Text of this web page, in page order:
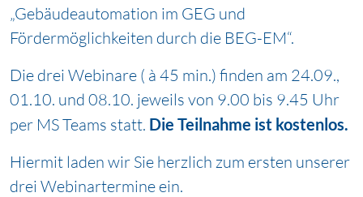
„Gebäudeautomation im GEG und
Fördermöglichkeiten durch die BEG-EM“.
Die drei Webinare ( à 45 min.) finden am 24.09.,
01.10. und 08.10. jeweils von 9.00 bis 9.45 Uhr
per MS Teams statt. Die Teilnahme ist kostenlos.
Hiermit laden wir Sie herzlich zum ersten unserer
drei Webinartermine ein.